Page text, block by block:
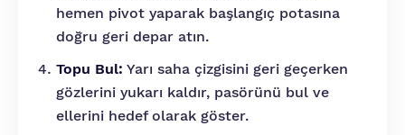
hemen pivot yaparak başlangıç potasına
doğru geri depar atın.
Topu Bul: Yarı saha çizgisini geri geçerken
gözlerini yukarı kaldır, pasörünü bul ve
ellerini hedef olarak göster.